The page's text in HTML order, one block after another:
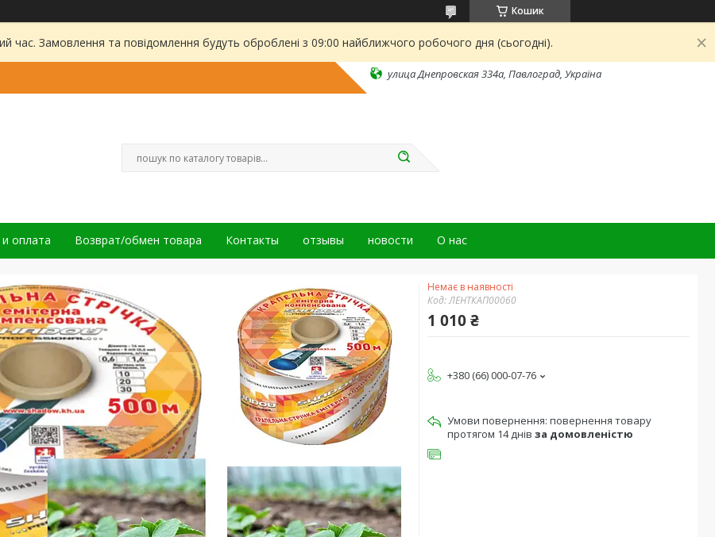
Кошик
час. Замовлення та повідомлення будуть оброблені з 09:00 найближчого робочого дня (сьогодні).
улица Днепровская 334а, Павлоград, Україна
оплата Возврат/обмен товара Контакты отзывы новости О нас
Немає в наявності
Код:ЛЕНТКАП00060
1 010 ₴
+380 (66) 000-07-76
повернення товару
протягом 14 днів за домовленістю